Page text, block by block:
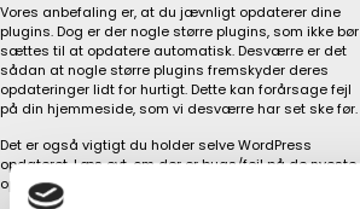
Vores anbefaling er, at du jævnligt opdaterer dine
plugins. Dog er der nogle større plugins, som ikke bør
sættes til at opdatere automatisk. Desværre er det
sådan at nogle større plugins fremskyder deres
opdateringer lidt for hurtigt. Dette kan forårsage fejl
på din hjemmeside, som vi desværre har set ske før.
Det er også vigtigt du holder selve WordPress
opdateret. Læs evt. om der er bugs/fejl på de nyeste
opdateringer, gennem forskellige forums på nettet.